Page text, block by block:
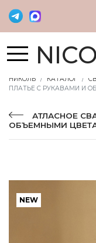
НИКОЛЬ КАТАЛОГ
ПЛАТЬЕ С РУКАВАМИ И
АТЛАСНОЕ
ОБЪЕМНЫМИ
NEW